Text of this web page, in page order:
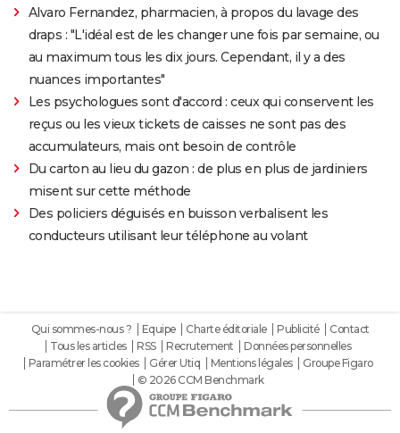
Alvaro Fernandez, pharmacien, à propos du lavage des
draps : "L'idéal est de les changer une fois par semaine, ou
au maximum tous les dix jours. Cependant, il y a des
nuances importantes"
Les psychologues sont d'accord : ceux qui conservent les
reçus ou les vieux tickets de caisses ne sont pas des
accumulateurs, mais ont besoin de contrôle
Du carton au lieu du gazon : de plus en plus de jardiniers
misent sur cette méthode
Des policiers déguisés en buisson verbalisent les
conducteurs utilisant leur téléphone au volant
Qui sommes-nous ? Equipe Charte éditoriale Publicité
Contact
Tous les articles
RSS Recrutement
Données personnelles
Paramétrer les cookies
Gérer Utiq Mentions légales
Groupe Figaro
© 2026 CCM Benchmark